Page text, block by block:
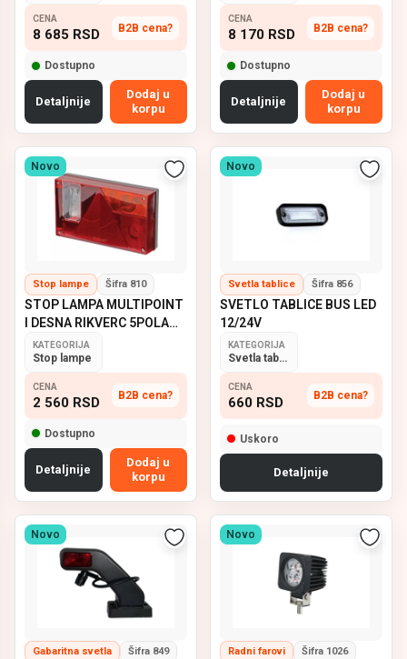
CENA
8 685 RSD B2B cena?
Dostupno
Detaljnije
Dodaj u
korpu
CENA
8 170 RSD B2B cena?
Dostupno
Detaljnije
Dodaj u
korpu
Novo
Stop lampe Šifra 810
STOP LAMPA MULTIPOINT
I DESNA RIKVERC 5POLA
ASPOCK
KATEGORIJA
Stop lampe
CENA
2 560 RSD B2B cena?
Dostupno
Detaljnije
Dodaj u
korpu
Novo
Svetla tablice Šifra 856
SVETLO TABLICE BUS LED
12/24V
KATEGORIJA
Svetla tablice
CENA
660 RSD B2B cena?
Uskoro
Detaljnije
Novo
Gabaritna svetla Šifra 849
Novo
Radni farovi Šifra 1026